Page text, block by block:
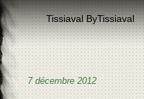
Tissiaval ByTissiaval
7 décembre 2012